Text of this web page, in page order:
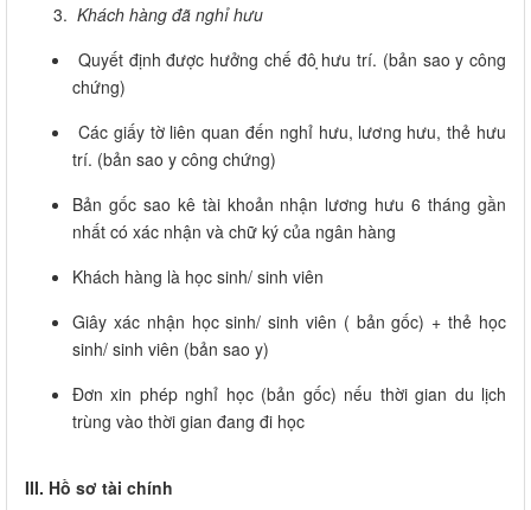
Khách hàng đã nghỉ hưu
Quyết định được hưởng chế đô ̣hưu trí. (bản sao y công
chứng)
Các giấy tờ liên quan đến nghỉ hưu, lương hưu, thẻ hưu
trí. (bản sao y công chứng)
Bản gốc sao kê tài khoản nhận lương hưu 6 tháng gần
nhất có xác nhận và chữ ký của ngân hàng
Khách hàng là học sinh/ sinh viên
Giây xác nhận học sinh/ sinh viên ( bản gốc) + thẻ học
sinh/ sinh viên (bản sao y)
Đơn xin phép nghỉ học (bản gốc) nếu thời gian du lịch
trùng vào thời gian đang đi học
III. Hồ sơ tài chính